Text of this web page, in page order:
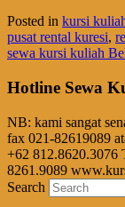
Posted in kursi
pusat rental kuresi,
sewa kursi kuliah
Hotline Sewa
NB: kami sangat
fax 021-82619089
+62 812.8620.3076
8261.9089
Search